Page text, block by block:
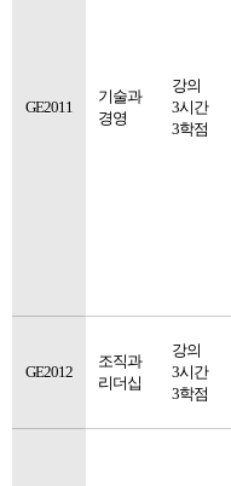
GE2011
기술과
경영
강의
3시간
3학점
GE2012
조직과
리더십
강의
3시간
3학점